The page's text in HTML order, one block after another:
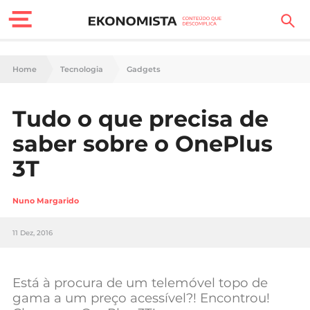
Finanças Pessoais
Carreira
Casa
Lifestyle
Sociedade
Negócios
Home Tecnologia Gadgets
Tudo o que precisa de
saber sobre o OnePlus
3T
Nuno Margarido
11 Dez, 2016
Está à procura de um telemóvel topo de
gama a um preço acessível?! Encontrou!